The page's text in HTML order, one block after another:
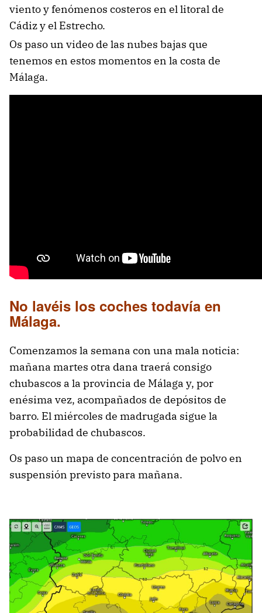
viento y fenómenos costeros en el litoral de
Cádiz y el Estrecho.
Os paso un video de las nubes bajas que
tenemos en estos momentos en la costa de
Málaga.
No lavéis los coches todavía en
Málaga.
Comenzamos la semana con una mala noticia:
mañana martes otra dana traerá consigo
chubascos a la provincia de Málaga y, por
enésima vez, acompañados de depósitos de
barro. El miércoles de madrugada sigue la
probabilidad de chubascos.
Os paso un mapa de concentración de polvo en
suspensión previsto para mañana.